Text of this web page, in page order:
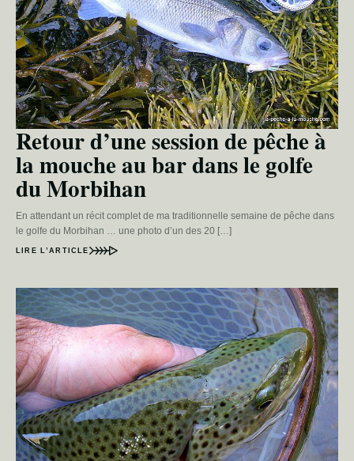
Retour d’une session de pêche à
la mouche au bar dans le golfe
du Morbihan
En attendant un récit complet de ma traditionnelle semaine de pêche dans
le golfe du Morbihan … une photo d’un des 20 […]
LIRE L’ARTICLE